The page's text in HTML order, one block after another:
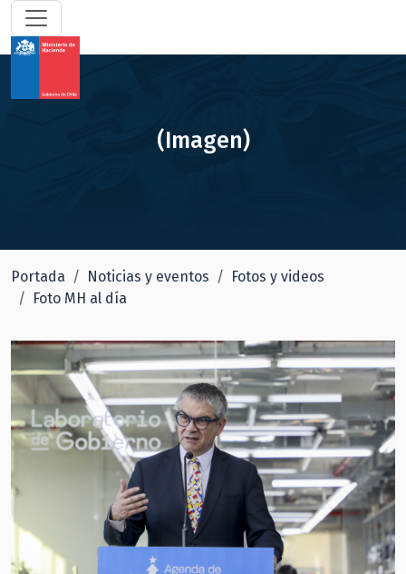
(Imagen)
Portada Noticias y eventos
Fotos y videos
Foto MH al día